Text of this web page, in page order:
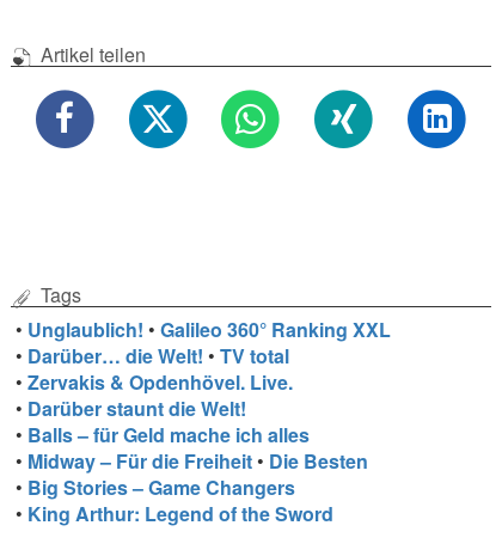
Artikel teilen
Tags
• Unglaublich! •Galileo 360° Ranking XXL
• Darüber… die Welt! •TV total
•Zervakis & Opdenhövel. Live.
• Darüber staunt die Welt!
• Balls – für Geld mache ich alles
• Midway – Für die Freiheit • Die Besten
• Big Stories – Game Changers
• King Arthur: Legend of the Sword